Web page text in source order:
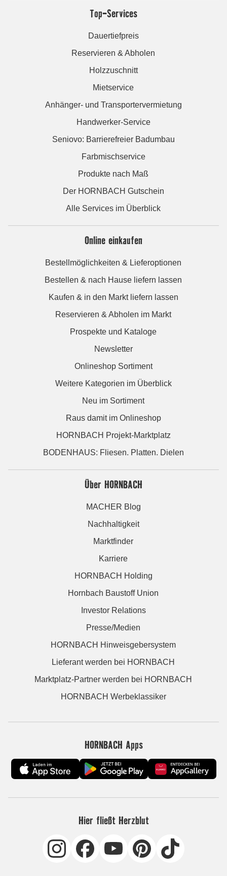
Top-Services
Dauertiefpreis
Reservieren & Abholen
Holzzuschnitt
Mietservice
Anhänger- und Transportervermietung
Handwerker-Service
Seniovo: Barrierefreier Badumbau
Farbmischservice
Produkte nach Maß
Der HORNBACH Gutschein
Alle Services im Überblick
Online einkaufen
Bestellmöglichkeiten & Lieferoptionen
Bestellen & nach Hause liefern lassen
Kaufen & in den Markt liefern lassen
Reservieren & Abholen im Markt
Prospekte und Kataloge
Newsletter
Onlineshop Sortiment
Weitere Kategorien im Überblick
Neu im Sortiment
Raus damit im Onlineshop
HORNBACH Projekt-Marktplatz
BODENHAUS: Fliesen. Platten. Dielen
Über HORNBACH
MACHER Blog
Nachhaltigkeit
Marktfinder
Karriere
HORNBACH Holding
Hornbach Baustoff Union
Investor Relations
Presse/Medien
HORNBACH Hinweisgebersystem
Lieferant werden bei HORNBACH
Marktplatz-Partner werden bei HORNBACH
HORNBACH Werbeklassiker
HORNBACH Apps
Hier fließt Herzblut